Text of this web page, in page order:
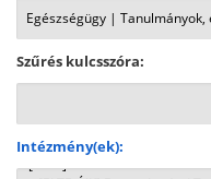
Szűrés kulcsszóra:
Intézmény(ek):